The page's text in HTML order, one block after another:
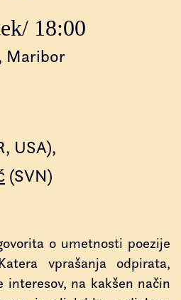
18:00
Maribor
USA)
(SVN)
o umetnosti poezije
vprašanja odpirata,
interesov, na kakšen način